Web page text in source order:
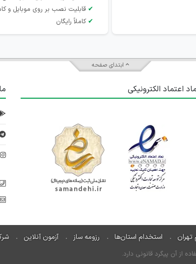
✔ قابلیت نصب بر روی موبایل و
✔ کاملاً رایگان
ابتدای صفحه
اعتماد الکترونیکی
تهران استخدام استان‌ها رزومه ساز آزمون آنلاین
از آن پیگرد قانونی دارد.